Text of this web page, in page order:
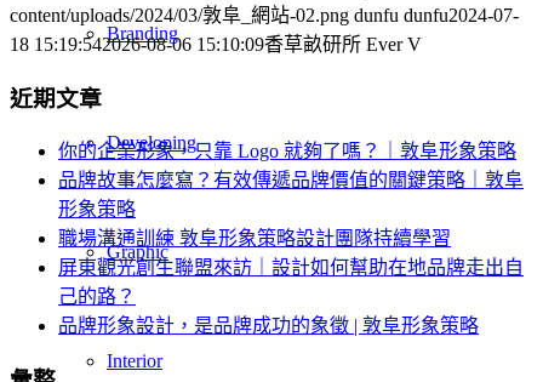
Branding
Developing
Graphic
Interior
content/uploads/2024/03/敦阜_網站-02.png dunfu dunfu2024-07-
18 15:19:542026-08-06 15:10:09香草畝研所 Ever V
近期文章
你的企業形象，只靠 Logo 就夠了嗎？｜敦阜形象策略
品牌故事怎麼寫？有效傳遞品牌價值的關鍵策略｜敦阜
形象策略
職場溝通訓練 敦阜形象策略設計團隊持續學習
屏東觀光創生聯盟來訪｜設計如何幫助在地品牌走出自
己的路？
品牌形象設計，是品牌成功的象徵 | 敦阜形象策略